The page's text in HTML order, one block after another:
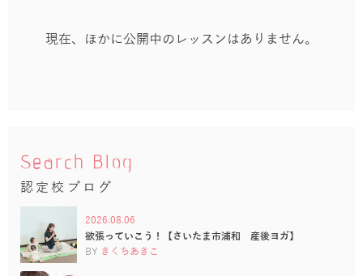
現在、ほかに公開中のレッスンはありません。
Search Blog
認定校ブログ
2026.08.06
欲張っていこう！【さいたま市浦和 産後ヨガ】
BY きくちあきこ